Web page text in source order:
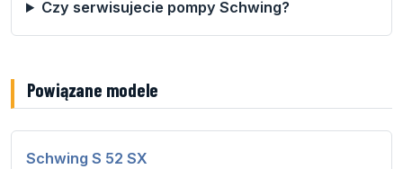
Czy serwisujecie pompy Schwing?
Powiązane modele
Schwing S 52 SX